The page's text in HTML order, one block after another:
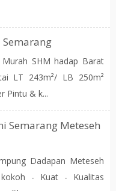
Semarang
SHM hadap Barat
LT 243m²/ LB 250m²
Pintu & k...
Semarang Meteseh
Dadapan Meteseh
kokoh - Kuat - Kualitas